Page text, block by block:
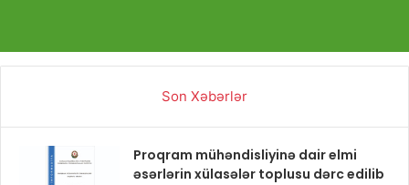
Son Xəbərlər
Proqram mühəndisliyinə dair elmi
əsərlərin xülasələr toplusu dərc edilib